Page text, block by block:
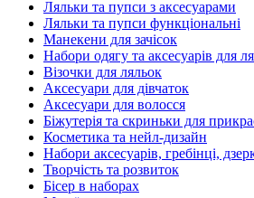
Ляльки та пупси з аксесуарами
Ляльки та пупси функціональні
Манекени для зачісок
Набори одягу та аксесуарів для
Візочки для ляльок
Аксесуари для дівчаток
Аксесуари для волосся
Біжутерія та скриньки для
Косметика та нейл-дизайн
Набори аксесуарів, гребінці,
Творчість та розвиток
Бісер в наборах